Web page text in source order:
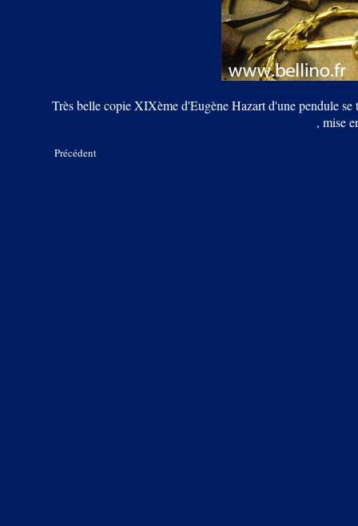
Très belle copie XIXème d'Eugène Hazart d'une pendule
, mise
Précédent